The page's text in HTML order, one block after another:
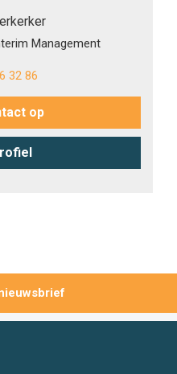
Management
32 86
op